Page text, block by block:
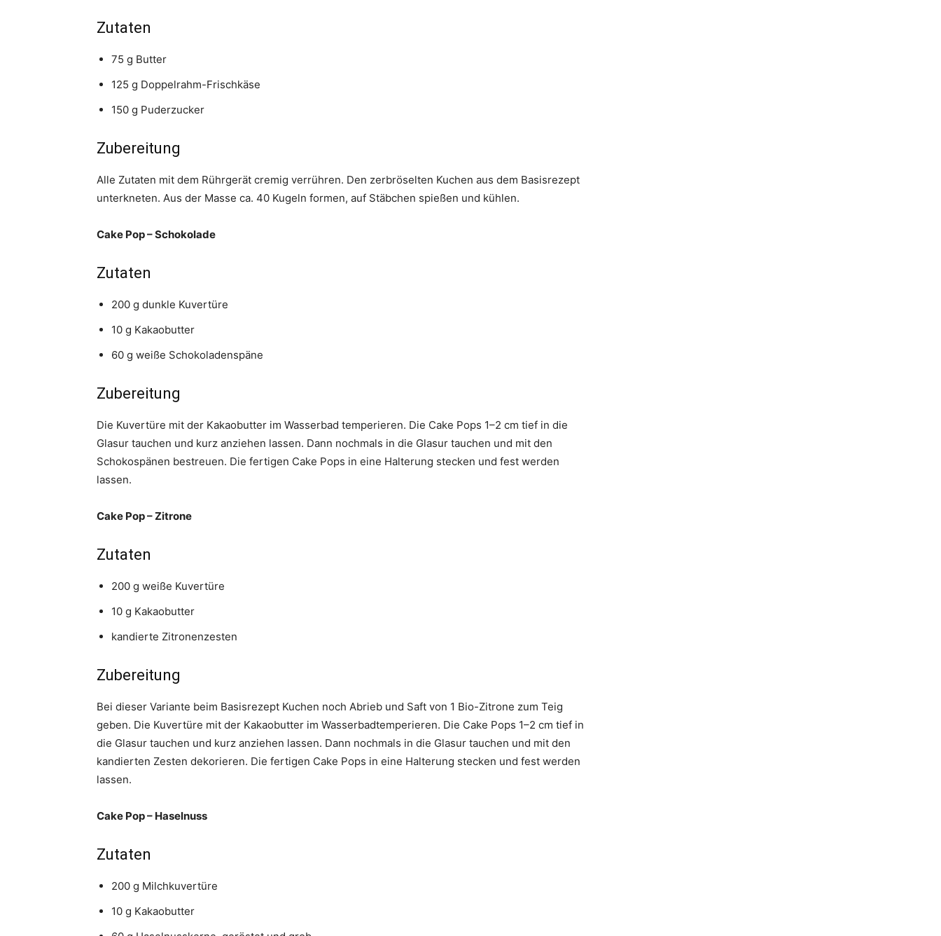
Zutaten
75 g Butter
125 g Doppelrahm-Frischkäse
150 g Puderzucker
Zubereitung
Alle Zutaten mit dem Rührgerät cremig verrühren. Den zerbröselten Kuchen aus dem Basisrezept
unterkneten. Aus der Masse ca. 40 Kugeln formen, auf Stäbchen spießen und kühlen.
Cake Pop – Schokolade
Zutaten
200 g dunkle Kuvertüre
10 g Kakaobutter
60 g weiße Schokoladenspäne
Zubereitung
Die Kuvertüre mit der Kakaobutter im Wasserbad temperieren. Die Cake Pops 1–2 cm tief in die
Glasur tauchen und kurz anziehen lassen. Dann nochmals in die Glasur tauchen und mit den
Schokospänen bestreuen. Die fertigen Cake Pops in eine Halterung stecken und fest werden
lassen.
Cake Pop – Zitrone
Zutaten
200 g weiße Kuvertüre
10 g Kakaobutter
kandierte Zitronenzesten
Zubereitung
Bei dieser Variante beim Basisrezept Kuchen noch Abrieb und Saft von 1 Bio-Zitrone zum Teig
geben. Die Kuvertüre mit der Kakaobutter im Wasserbadtemperieren. Die Cake Pops 1–2 cm tief in
die Glasur tauchen und kurz anziehen lassen. Dann nochmals in die Glasur tauchen und mit den
kandierten Zesten dekorieren. Die fertigen Cake Pops in eine Halterung stecken und fest werden
lassen.
Cake Pop – Haselnuss
Zutaten
200 g Milchkuvertüre
10 g Kakaobutter